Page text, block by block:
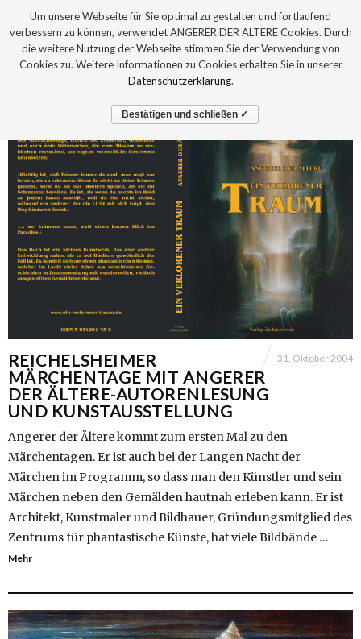
REICHELSHEIMER
MÄRCHENTAGE MIT ANGERER
DER ÄLTERE-AUTORENLESUNG
UND KUNSTAUSSTELLUNG
31. Oktober 2004
Angerer der Ältere kommt zum ersten Mal zu den
Märchentagen. Er ist auch bei der Langen Nacht der
Märchen im Programm, so dass man den Künstler und sein
Märchen neben den Gemälden hautnah erleben kann. Er ist
Architekt, Kunstmaler und Bildhauer, Gründungsmitglied des
Zentrums für phantastische Künste, hat viele Bildbände …
Mehr
Um unsere Webseite für Sie optimal zu gestalten und fortlaufend
verbessern zu können, verwendet ANGERER DER ÄLTERE Cookies. Durch
die weitere Nutzung der Webseite stimmen Sie der Verwendung von
Cookies zu. Weitere Informationen zu Cookies erhalten Sie in unserer
Datenschutzerklärung.
Bestätigen und schließen ✓